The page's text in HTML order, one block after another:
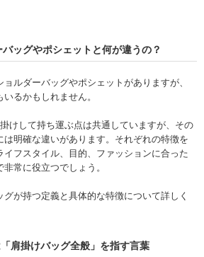
ッグやポシェットと何が違うの？
ルダーバッグやポシェットがありますが、
るかもしれません。
けして持ち運ぶ点は共通していますが、その
は明確な違いがあります。それぞれの特徴を
フスタイル、目的、ファッションに合った
常に役立つでしょう。
が持つ定義と具体的な特徴について詳しく
肩掛けバッグ全般」を指す言葉